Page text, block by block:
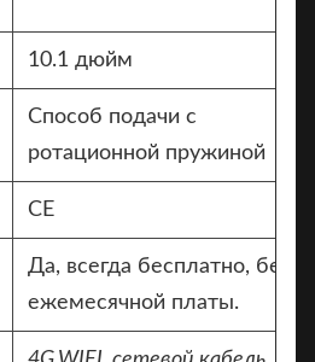
10.1 дюйм
Способ подачи с
ротационной пружиной
CE
Да, всегда бесплатно, без
ежемесячной платы.